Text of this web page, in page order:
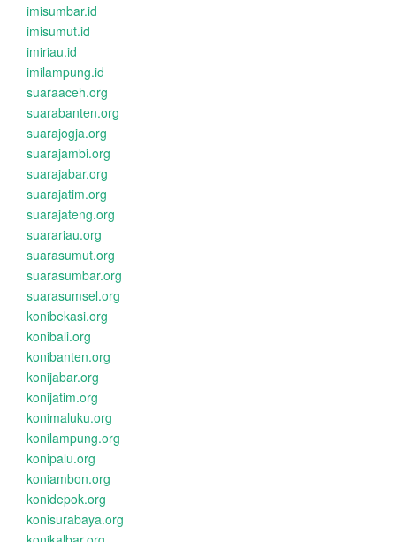
imisumbar.id
imisumut.id
imiriau.id
imilampung.id
suaraaceh.org
suarabanten.org
suarajogja.org
suarajambi.org
suarajabar.org
suarajatim.org
suarajateng.org
suarariau.org
suarasumut.org
suarasumbar.org
suarasumsel.org
konibekasi.org
konibali.org
konibanten.org
konijabar.org
konijatim.org
konimaluku.org
konilampung.org
konipalu.org
koniambon.org
konidepok.org
konisurabaya.org